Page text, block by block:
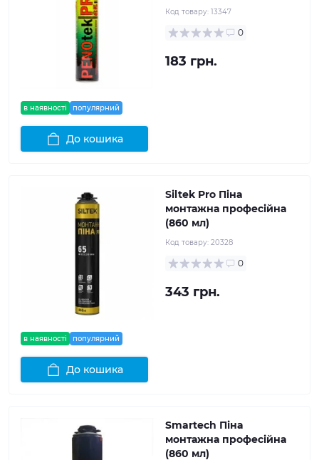
в наявності популярний
Код товару: 13347
0
183 грн.
До кошика
в наявності популярний
Siltek Pro Піна
монтажна професійна
(860 мл)
Код товару: 20328
0
343 грн.
До кошика
Smartech Піна
монтажна професійна
(860 мл)